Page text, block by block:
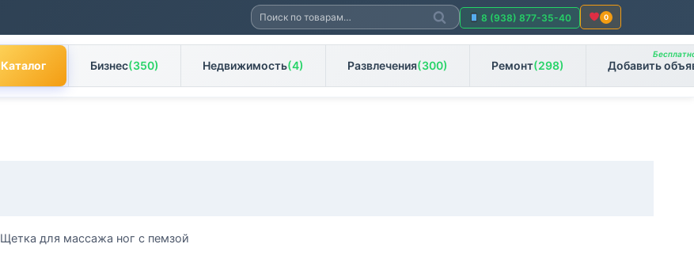
Искать:
Поиск
8 (938) 877-35-40 0
Каталог Бизнес(350) Недвижимость(4) Развлечения(300) Ремонт(298) Добавить
Щетка для массажа ног с пемзой